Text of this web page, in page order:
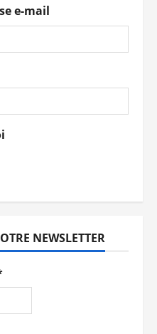
e-mail
NEWSLETTER